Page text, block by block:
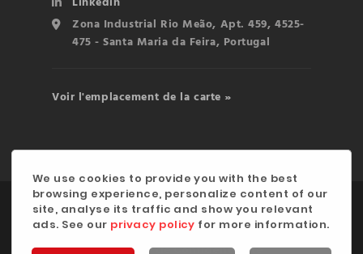
Zona Industrial Rio Meão, Apt. 459, 4525-
475 - Santa Maria da Feira, Portugal
Voir l'emplacement de la carte »
©2020 JORMAX INDÚSTRIA, LDA. | Développé par
digitalgreen
Politique de Confidentialité
We use cookies to provide you with the best
browsing experience, personalize content of our
site, analyse its traffic and show you relevant
ads. See our privacy policy for more information.